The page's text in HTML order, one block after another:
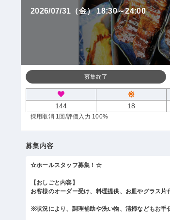
2026/07/31（金） 18:30～24:00
募集終了
144 18
採用取消 1回 /評価入力 100%
募集内容
☆ホールスタッフ募集！☆
【おしごと内容】
お客様のオーダー受け、料理提供、お皿やグラス片
※状況により、調理補助や洗い物、清掃などもお手